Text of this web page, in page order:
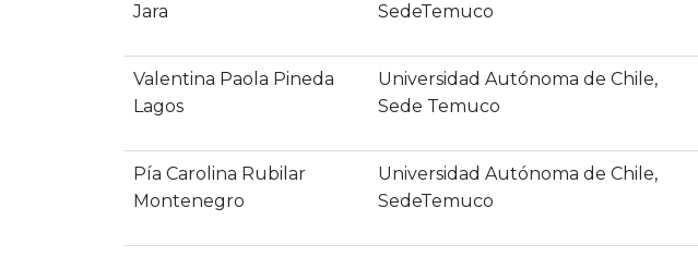
Jara
SedeTemuco
Valentina Paola Pineda
Lagos
Universidad Autónoma de Chile,
Sede Temuco
Pía Carolina Rubilar
Montenegro
Universidad Autónoma de Chile,
SedeTemuco